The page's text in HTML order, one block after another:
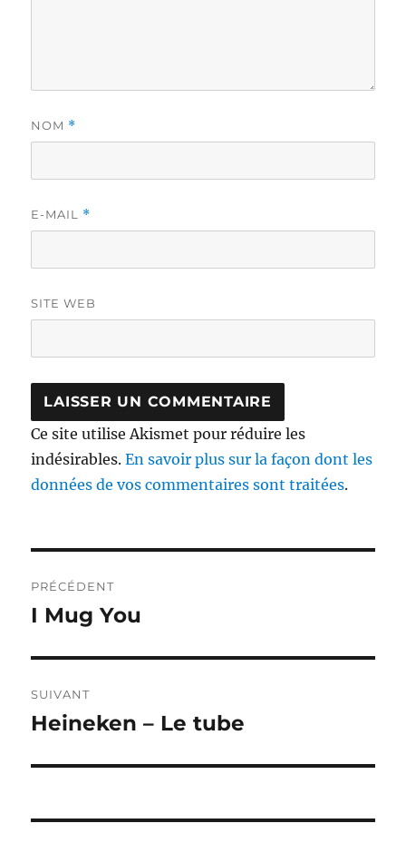
NOM *
E-MAIL *
SITE WEB
Ce site utilise Akismet pour réduire les
indésirables.En savoir plus sur la façon dont les
données de vos commentaires sont traitées.
de
PRÉCÉDENT
Publication
I Mug You
SUIVANT
Publication
Heineken – Le tube